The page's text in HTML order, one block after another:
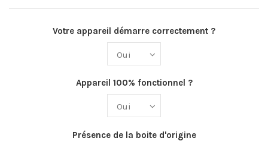
Votre appareil démarre correctement ?
Appareil 100% fonctionnel ?
Présence de la boite d'origine